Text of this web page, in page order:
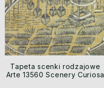
Tapeta scenki rodzajowe
Arte 13560 Scenery Curiosa